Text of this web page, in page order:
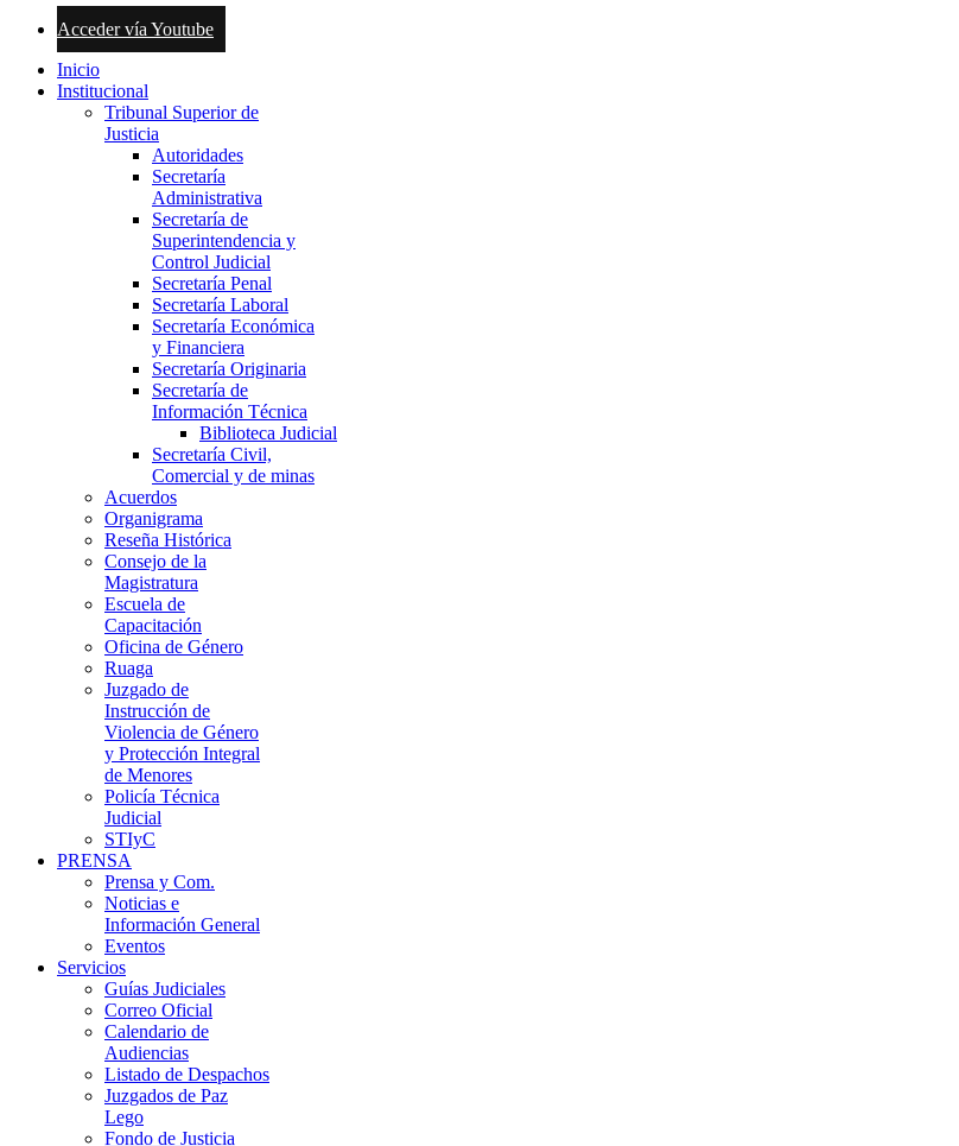
Acceder vía Youtube
Inicio
Institucional
Tribunal Superior de
Justicia
Autoridades
Secretaría
Administrativa
Secretaría de
Superintendencia y
Control Judicial
Secretaría Penal
Secretaría Laboral
Secretaría Económica
y Financiera
Secretaría Originaria
Secretaría de
Información Técnica
Biblioteca Judicial
Secretaría Civil,
Comercial y de minas
Acuerdos
Organigrama
Reseña Histórica
Consejo de la
Magistratura
Escuela de
Capacitación
Oficina de Género
Ruaga
Juzgado de
Instrucción de
Violencia de Género
y Protección Integral
de Menores
Policía Técnica
Judicial
STIyC
PRENSA
Prensa y Com.
Noticias e
Información General
Eventos
Servicios
Guías Judiciales
Correo Oficial
Calendario de
Audiencias
Listado de Despachos
Juzgados de Paz
Lego
Fondo de Justicia